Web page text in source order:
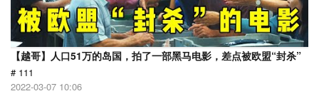
【越哥】人口51万的岛国，拍了一部黑马电影，差点被欧盟“封杀”
# 111
2022-03-07 10:06